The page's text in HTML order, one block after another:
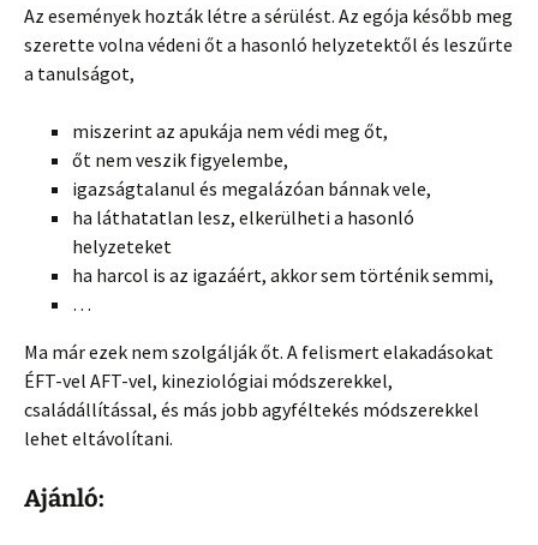
Az események hozták létre a sérülést. Az egója később meg
szerette volna védeni őt a hasonló helyzetektől és leszűrte
a tanulságot,
miszerint az apukája nem védi meg őt,
őt nem veszik figyelembe,
igazságtalanul és megalázóan bánnak vele,
ha láthatatlan lesz, elkerülheti a hasonló
helyzeteket
ha harcol is az igazáért, akkor sem történik semmi,
…
Ma már ezek nem szolgálják őt. A felismert elakadásokat
ÉFT-vel AFT-vel, kineziológiai módszerekkel,
családállítással, és más jobb agyféltekés módszerekkel
lehet eltávolítani.
Ajánló: